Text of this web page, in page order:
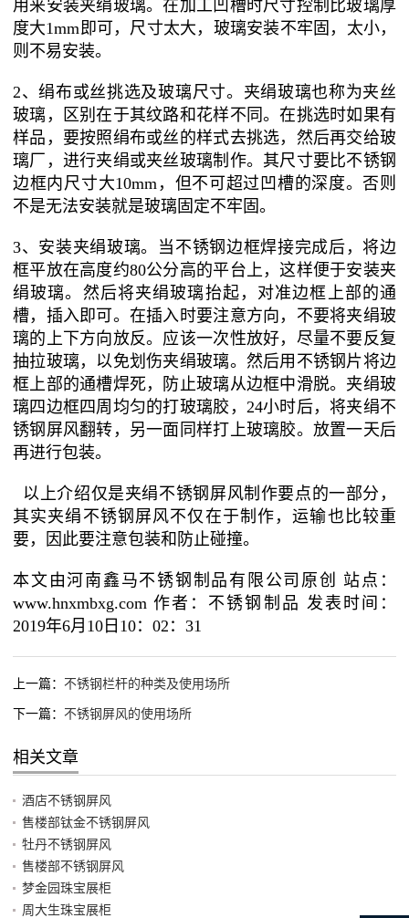
用来安装夹绢玻璃。在加工凹槽时尺寸控制比玻璃厚
度大1mm即可，尺寸太大，玻璃安装不牢固，太小，
则不易安装。
2、绢布或丝挑选及玻璃尺寸。夹绢玻璃也称为夹丝
玻璃，区别在于其纹路和花样不同。在挑选时如果有
样品，要按照绢布或丝的样式去挑选，然后再交给玻
璃厂，进行夹绢或夹丝玻璃制作。其尺寸要比不锈钢
边框内尺寸大10mm，但不可超过凹槽的深度。否则
不是无法安装就是玻璃固定不牢固。
3、安装夹绢玻璃。当不锈钢边框焊接完成后，将边
框平放在高度约80公分高的平台上，这样便于安装夹
绢玻璃。然后将夹绢玻璃抬起，对准边框上部的通
槽，插入即可。在插入时要注意方向，不要将夹绢玻
璃的上下方向放反。应该一次性放好，尽量不要反复
抽拉玻璃，以免划伤夹绢玻璃。然后用不锈钢片将边
框上部的通槽焊死，防止玻璃从边框中滑脱。夹绢玻
璃四边框四周均匀的打玻璃胶，24小时后，将夹绢不
锈钢屏风翻转，另一面同样打上玻璃胶。放置一天后
再进行包装。
以上介绍仅是夹绢不锈钢屏风制作要点的一部分，
其实夹绢不锈钢屏风不仅在于制作，运输也比较重
要，因此要注意包装和防止碰撞。
本文由河南鑫马不锈钢制品有限公司原创 站点：
www.hnxmbxg.com 作者：不锈钢制品 发表时间：
2019年6月10日10：02：31
上一篇： 不锈钢栏杆的种类及使用场所
下一篇： 不锈钢屏风的使用场所
相关文章
酒店不锈钢屏风
售楼部钛金不锈钢屏风
牡丹不锈钢屏风
售楼部不锈钢屏风
梦金园珠宝展柜
周大生珠宝展柜